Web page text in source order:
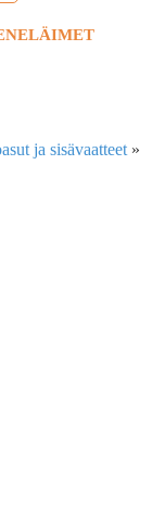
ja sisävaatteet »